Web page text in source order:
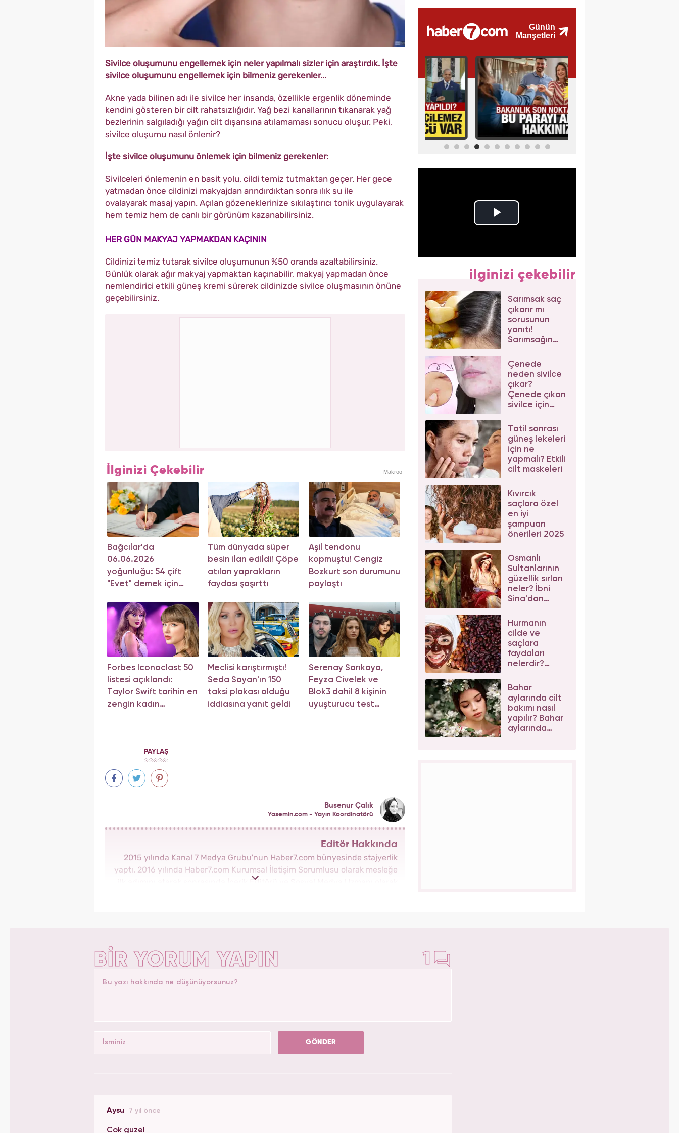
Sivilce oluşumunu engellemek için neler yapılmalı sizler için araştırdık. İşte
sivilce oluşumunu engellemek için bilmeniz gerekenler...
Akne yada bilinen adı ile sivilce her insanda, özellikle ergenlik döneminde
kendini gösteren bir cilt rahatsızlığıdır. Yağ bezi kanallarının tıkanarak yağ
bezlerinin salgıladığı yağın cilt dışarısına atılamaması sonucu oluşur. Peki,
sivilce oluşumu nasıl önlenir?
İşte sivilce oluşumunu önlemek için bilmeniz gerekenler:
Sivilceleri önlemenin en basit yolu, cildi temiz tutmaktan geçer. Her gece
yatmadan önce cildinizi makyajdan arındırdıktan sonra ılık su ile
ovalayarak masaj yapın. Açılan gözeneklerinize sıkılaştırıcı tonik uygulayarak
hem temiz hem de canlı bir görünüm kazanabilirsiniz.
HER GÜN MAKYAJ YAPMAKDAN KAÇININ
Cildinizi temiz tutarak sivilce oluşumunun %50 oranda azaltabilirsiniz.
Günlük olarak ağır makyaj yapmaktan kaçınabilir, makyaj yapmadan önce
nemlendirici etkili güneş kremi sürerek cildinizde sivilce oluşmasının önüne
geçebilirsiniz.
İlginizi Çekebilir Makroo
Bağcılar'da
06.06.2026
yoğunluğu: 54 çift
"Evet" demek için
Tüm dünyada süper
besin ilan edildi! Çöpe
atılan yaprakların
faydası şaşırttı
Aşil tendonu
kopmuştu! Cengiz
Bozkurt son durumunu
paylaştı
Forbes Iconoclast 50
listesi açıklandı:
Taylor Swift tarihin en
zengin kadın
Meclisi karıştırmıştı!
Seda Sayan'ın 150
taksi plakası olduğu
iddiasına yanıt geldi
Serenay Sarıkaya,
Feyza Civelek ve
Blok3 dahil 8 kişinin
uyuşturucu test
PAYLAŞ
Busenur Çalık
Yasemin.com - Yayın Koordinatörü
Editör Hakkında
2015 yılında Kanal 7 Medya Grubu'nun Haber7.com bünyesinde stajyerlik
yaptı. 2016 yılında Haber7.com Kurumsal İletişim Sorumlusu olarak mesleğe
ilk adımını atarak sonrasında İçerik Editörü ve Sosyal Medya Uzmanı olarak
ilginizi çekebilir
Sarımsak saç
çıkarır mı
sorusunun
yanıtı!
Sarımsağın
nelerdir?
Çenede
neden sivilce
çıkar?
Çenede çıkan
sivilce için
Tatil sonrası
güneş lekeleri
için ne
yapmalı? Etkili
cilt maskeleri
Kıvırcık
saçlara özel
en iyi
şampuan
önerileri 2025
Osmanlı
Sultanlarının
güzellik sırları
neler? İbni
Sina'dan
önerileri
Hurmanın
cilde ve
saçlara
faydaları
nelerdir?
maskesi evde
nasıl yapılır?
Bahar
aylarında cilt
bakımı nasıl
yapılır? Bahar
aylarında
BİR YORUM YAPIN 1
GÖNDER
Aysu 7 yıl önce
Cok guzel